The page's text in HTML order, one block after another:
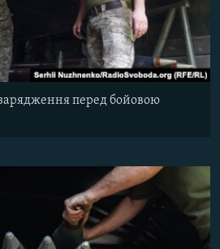
перед бойовою